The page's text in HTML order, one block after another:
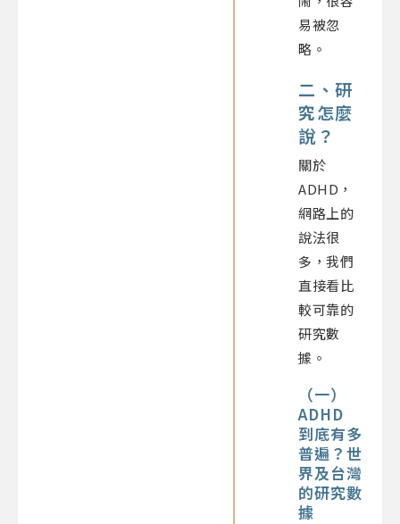
易被忽
略。
二、研
究怎麼
說？
關於
ADHD，
網路上的
說法很
多，我們
直接看比
較可靠的
研究數
據。
（一）
ADHD
到底有多
普遍？世
界及台灣
的研究數
據